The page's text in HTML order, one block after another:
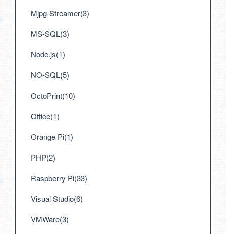
Mjpg-Streamer(3)
MS-SQL(3)
Node.js(1)
NO-SQL(5)
OctoPrint(10)
Office(1)
Orange Pi(1)
PHP(2)
Raspberry Pi(33)
Visual Studio(6)
VMWare(3)